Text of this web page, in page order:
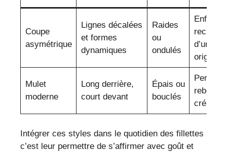
Coupe
asymétrique
Lignes décalées
et formes
dynamiques
Raides
ou
ondulés
Enfant
d’un
original
Mulet
moderne
Long derrière,
court devant
Épais ou
bouclés
rebelle
créative
Intégrer ces styles dans le quotidien des fillettes
c’est leur permettre de s’affirmer avec goût et